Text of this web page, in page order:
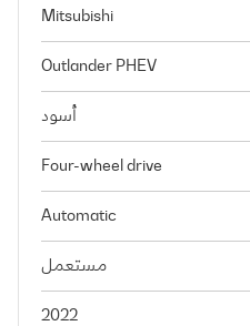
Mitsubishi
Outlander PHEV
أسود
Four-wheel drive
Automatic
مستعمل
2022